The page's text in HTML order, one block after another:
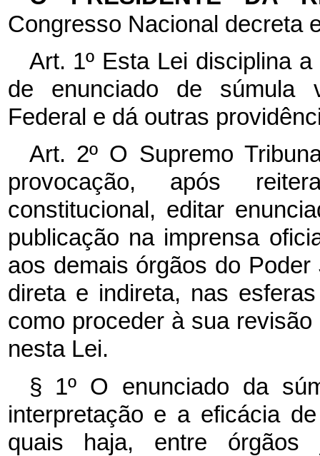
Congresso Nacional decreta
Art. 1º Esta Lei disciplina
de enunciado de súmula
Federal e dá outras
Art. 2º O Supremo
provocação, após
constitucional, editar
publicação na imprensa
aos demais órgãos do
direta e indireta, nas
como proceder à sua
nesta Lei.
§ 1º O enunciado da
interpretação e a eficácia
quais haja, entre